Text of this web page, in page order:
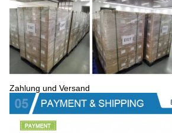
Zahlung und Versand